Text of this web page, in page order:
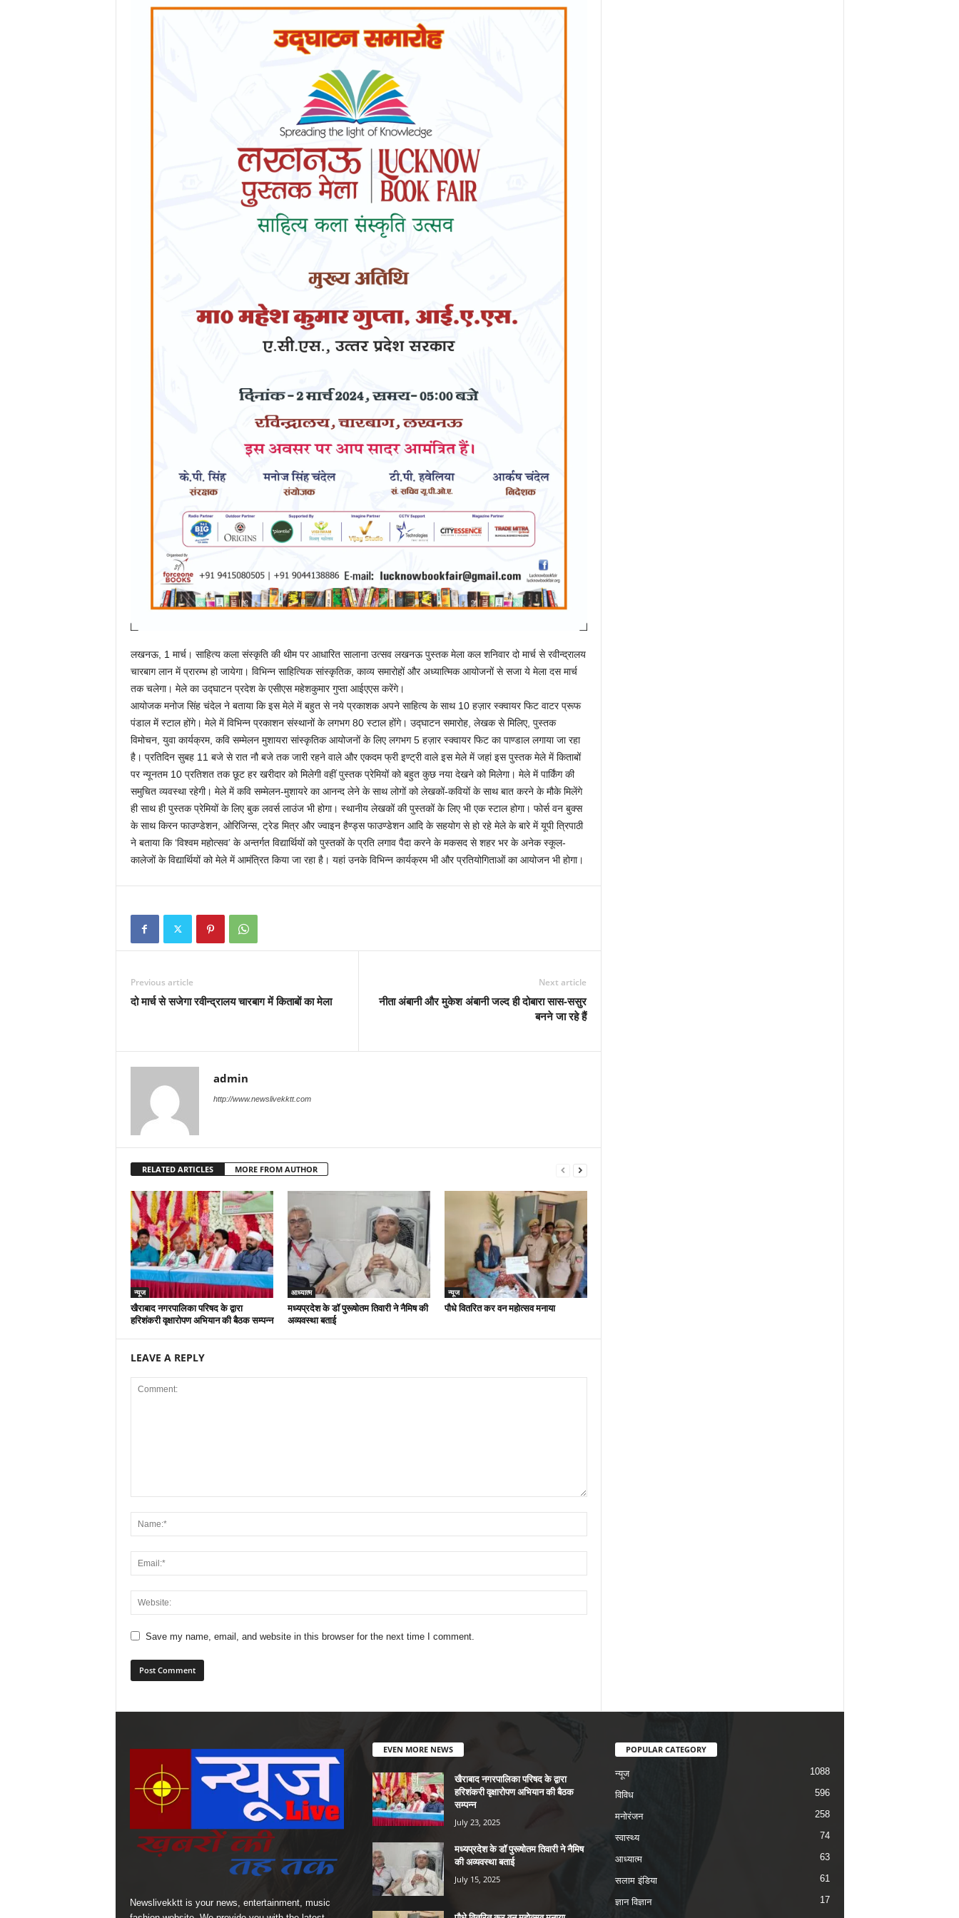
लखनऊ, 1 मार्च। साहित्य कला संस्कृति की थीम पर आधारित सालाना उत्सव लखनऊ पुस्तक मेला कल शनिवार दो मार्च से रवीन्द्रालय
चारबाग लान में प्रारम्भ हो जायेगा। विभिन्न साहित्यिक सांस्कृतिक, काव्य समारोहों और अध्यात्मिक आयोजनों से सजा ये मेला दस मार्च
तक चलेगा। मेले का उद्घाटन प्रदेश के एसीएस महेशकुमार गुप्ता आईएएस करेंगे।
आयोजक मनोज सिंह चंदेल ने बताया कि इस मेले में बहुत से नये प्रकाशक अपने साहित्य के साथ 10 हज़ार स्क्वायर फिट वाटर प्रूफ
पंडाल में स्टाल होंगे। मेले में विभिन्न प्रकाशन संस्थानों के लगभग 80 स्टाल होंगे। उद्घाटन समारोह, लेखक से मिलिए, पुस्तक
विमोचन, युवा कार्यक्रम, कवि सम्मेलन मुशायरा सांस्कृतिक आयोजनों के लिए लगभग 5 हज़ार स्क्वायर फिट का पाण्डाल लगाया जा रहा
है। प्रतिदिन सुबह 11 बजे से रात नौ बजे तक जारी रहने वाले और एकदम फ्री इण्ट्री वाले इस मेले में जहां इस पुस्तक मेले में किताबों
पर न्यूनतम 10 प्रतिशत तक छूट हर खरीदार को मिलेगी वहीं पुस्तक प्रेमियों को बहुत कुछ नया देखने को मिलेगा। मेले में पार्किंग की
समुचित व्यवस्था रहेगी। मेले में कवि सम्मेलन-मुशायरे का आनन्द लेने के साथ लोगों को लेखकों-कवियों के साथ बात करने के मौके मिलेंगे
ही साथ ही पुस्तक प्रेमियों के लिए बुक लवर्स लाउंज भी होगा। स्थानीय लेखकों की पुस्तकों के लिए भी एक स्टाल होगा। फोर्स वन बुक्स
के साथ किरन फाउण्डेशन, ओरिजिन्स, ट्रेड मित्र और ज्वाइन हैण्ड्स फाउण्डेशन आदि के सहयोग से हो रहे मेले के बारे में यूपी त्रिपाठी
ने बताया कि ‘विश्वम महोत्सव’ के अन्तर्गत विद्यार्थियों को पुस्तकों के प्रति लगाव पैदा करने के मकसद से शहर भर के अनेक स्कूल-
कालेजों के विद्यार्थियों को मेले में आमंत्रित किया जा रहा है। यहां उनके विभिन्न कार्यक्रम भी और प्रतियोगिताओं का आयोजन भी होगा।
Previous article
दो मार्च से सजेगा रवीन्द्रालय चारबाग में किताबों का मेला
Next article
नीता अंबानी और मुकेश अंबानी जल्द ही दोबारा सास-ससुर
बनने जा रहे हैं
admin
http://www.newslivekktt.com
RELATED ARTICLES MORE FROM AUTHOR
न्यूज
खैराबाद नगरपालिका परिषद के द्वारा
हरिशंकरी वृक्षारोपण अभियान की बैठक सम्पन्न
आध्यात्म
मध्यप्रदेश के डॉ पुरूषोतम तिवारी ने नैमिष की
अव्यवस्था बताई
न्यूज
पौधे वितरित कर वन महोत्सव मनाया
LEAVE A REPLY
Save my name, email, and website in this browser for the next time I comment.
Newslivekktt is your news, entertainment, music
EVEN MORE NEWS
खैराबाद नगरपालिका परिषद के द्वारा
हरिशंकरी वृक्षारोपण अभियान की बैठक
सम्पन्न
July 23, 2025
मध्यप्रदेश के डॉ पुरूषोतम तिवारी ने नैमिष
की अव्यवस्था बताई
July 15, 2025
POPULAR CATEGORY
न्यूज 1088
विविध 596
मनोरंजन 258
स्वास्थ्य 74
आध्यात्म 63
सलाम इंडिया 61
ज्ञान विज्ञान 17